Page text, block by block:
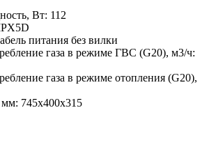
Вт: 112
питания без вилки
газа в режиме ГВС (G20), м3/ч:
газа в режиме отопления (G20),
745х400х315